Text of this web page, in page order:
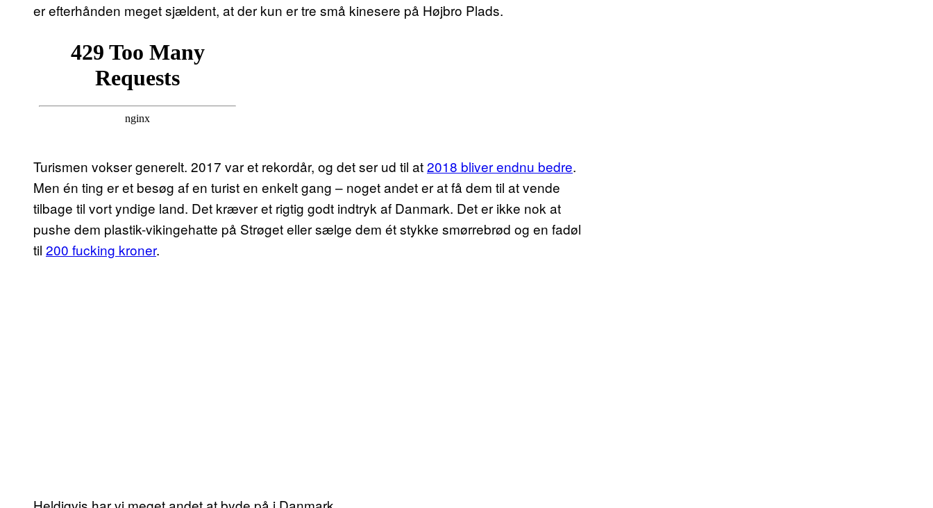
er efterhånden meget sjældent, at der kun er tre små kinesere på Højbro Plads.
Turismen vokser generelt. 2017 var et rekordår, og det ser ud til at2018 bliver endnu bedre.
Men én ting er et besøg af en turist en enkelt gang – noget andet er at få dem til at vende
tilbage til vort yndige land. Det kræver et rigtig godt indtryk af Danmark. Det er ikke nok at
pushe dem plastik-vikingehatte på Strøget eller sælge dem ét stykke smørrebrød og en fadøl
til 200 fucking kroner.